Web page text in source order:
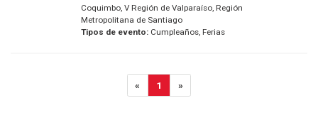
Coquimbo, V Región de Valparaíso, Región
Metropolitana de Santiago
Tipos de evento:Cumpleaños, Ferias
« 1 »